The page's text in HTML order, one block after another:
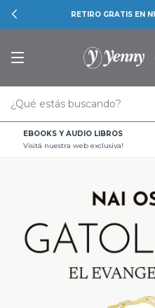
RETIRO GRATIS EN
EBOOKS Y AUDIO LIBROS
Visitá nuestra web exclusiva!